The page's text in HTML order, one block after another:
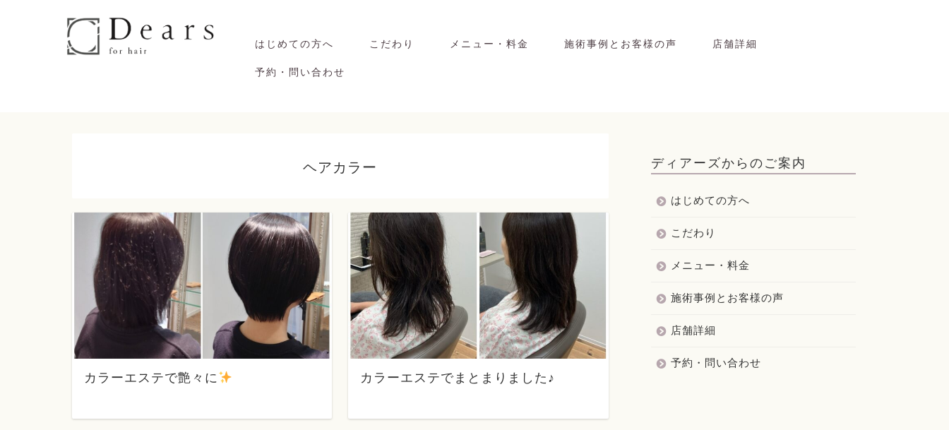
はじめての方へ こだわり メニュー・料金 施術事例とお客様の声 店舗詳細
予約・問い合わせ
ヘアカラー
カラーエステで艶々に カラーエステでまとまりました♪
ディアーズからのご案内
はじめての方へ
こだわり
メニュー・料金
施術事例とお客様の声
店舗詳細
予約・問い合わせ